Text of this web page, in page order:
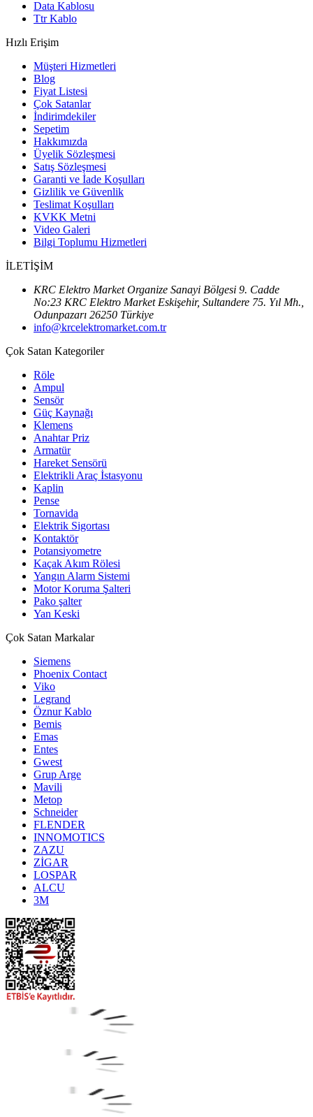
Data Kablosu
Ttr Kablo
Hızlı Erişim
Müşteri Hizmetleri
Blog
Fiyat Listesi
Çok Satanlar
İndirimdekiler
Sepetim
Hakkımızda
Üyelik Sözleşmesi
Satış Sözleşmesi
Garanti ve İade Koşulları
Gizlilik ve Güvenlik
Teslimat Koşulları
KVKK Metni
Video Galeri
Bilgi Toplumu Hizmetleri
İLETİŞİM
KRC Elektro Market Organize Sanayi Bölgesi 9. Cadde
No:23 KRC Elektro Market Eskişehir, Sultandere 75. Yıl Mh.,
Odunpazarı 26250 Türkiye
info@krcelektromarket.com.tr
Çok Satan Kategoriler
Röle
Ampul
Sensör
Güç Kaynağı
Klemens
Anahtar Priz
Armatür
Hareket Sensörü
Elektrikli Araç İstasyonu
Kaplin
Pense
Tornavida
Elektrik Sigortası
Kontaktör
Potansiyometre
Kaçak Akım Rölesi
Yangın Alarm Sistemi
Motor Koruma Şalteri
Pako şalter
Yan Keski
Çok Satan Markalar
Siemens
Phoenix Contact
Viko
Legrand
Öznur Kablo
Bemis
Emas
Entes
Gwest
Grup Arge
Mavili
Metop
Schneider
FLENDER
INNOMOTICS
ZAZU
ZİGAR
LOSPAR
ALCU
3M